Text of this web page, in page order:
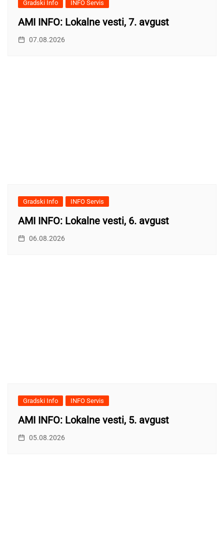
Gradski Info INFO Servis
AMI INFO: Lokalne vesti, 7. avgust
07.08.2026
Gradski Info INFO Servis
AMI INFO: Lokalne vesti, 6. avgust
06.08.2026
Gradski Info INFO Servis
AMI INFO: Lokalne vesti, 5. avgust
05.08.2026